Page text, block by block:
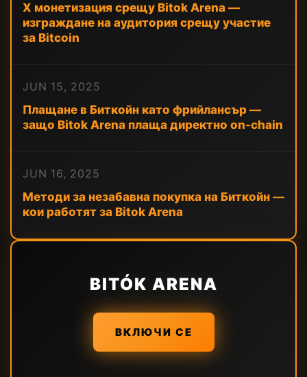
X монетизация срещу Bitok Arena —
изграждане на аудитория срещу участие
за Bitcoin
JUN 15, 2025
Плащане в Биткойн като фрийлансър —
защо Bitok Arena плаща директно on-chain
JUN 16, 2025
Методи за незабавна покупка на Биткойн —
кои работят за Bitok Arena
BITÓK ARENA
ВКЛЮЧИ СЕ